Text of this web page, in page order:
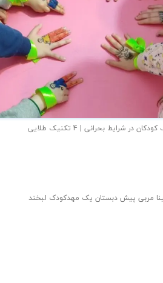
در شرایط بحرانی | 4 تکنیک طلایی
مربی پیش دبستان یک مهدکودک لبخند